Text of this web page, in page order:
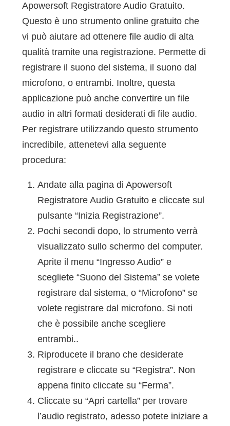
Apowersoft Registratore Audio Gratuito.
Questo è uno strumento online gratuito che
vi può aiutare ad ottenere file audio di alta
qualità tramite una registrazione. Permette di
registrare il suono del sistema, il suono dal
microfono, o entrambi. Inoltre, questa
applicazione può anche convertire un file
audio in altri formati desiderati di file audio.
Per registrare utilizzando questo strumento
incredibile, attenetevi alla seguente
procedura:
Andate alla pagina di Apowersoft
Registratore Audio Gratuito e cliccate sul
pulsante “Inizia Registrazione”.
Pochi secondi dopo, lo strumento verrà
visualizzato sullo schermo del computer.
Aprite il menu “Ingresso Audio” e
scegliete “Suono del Sistema” se volete
registrare dal sistema, o “Microfono” se
volete registrare dal microfono. Si noti
che è possibile anche scegliere
entrambi..
Riproducete il brano che desiderate
registrare e cliccate su “Registra”. Non
appena finito cliccate su “Ferma”.
Cliccate su “Apri cartella” per trovare
l’audio registrato, adesso potete iniziare a